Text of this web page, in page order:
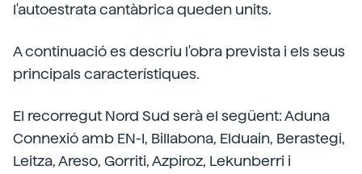
l'autoestrata cantàbrica queden units.
A continuació es descriu l'obra prevista i els seus
principals característiques.
El recorregut Nord Sud serà el següent: Aduna
Connexió amb EN-I, Billabona, Elduain, Berastegi,
Leitza, Areso, Gorriti, Azpiroz, Lekunberri i